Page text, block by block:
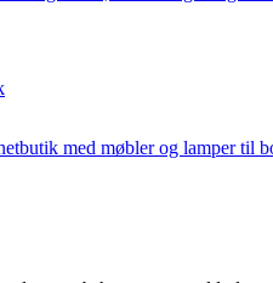
med møbler og lamper til